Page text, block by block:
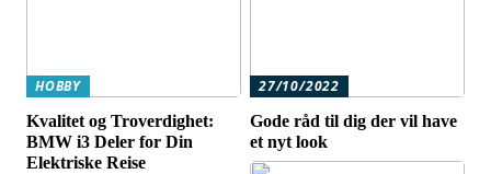
HOBBY
Kvalitet og Troverdighet:
BMW i3 Deler for Din
Elektriske Reise
27/10/2022
Gode råd til dig der vil have
et nyt look